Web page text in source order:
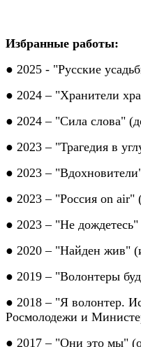
Избранные работы:
● 2025 - "Русские
● 2024–"Хранители
● 2024–"Сила слова" (
● 2023–"Трагедия в
● 2023 –
● 2023 – "Россия on
● 2023 – "Не
● 2020 – "Найден жив"
● 2019 – "Волонтеры
● 2018 – "Я волонтер.
Росмолодежи и
● 2017 – "Они это мы"